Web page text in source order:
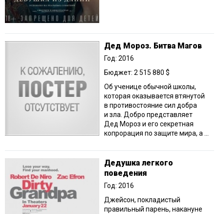
Дед Мороз. Битва Магов
Год: 2016
Бюджет: 2 515 880 $
Об ученице обычной школы,
которая оказывается втянутой
в противостояние сил добра
и зла. Добро представляет
Дед Мороз и его секретная
копрорация по защите мира, а ...
Дедушка легкого
поведения
Год: 2016
Джейсон, покладистый
правильный парень, накануне